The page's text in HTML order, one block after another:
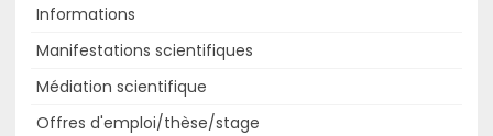
Informations
Manifestations scientifiques
Médiation scientifique
Offres d'emploi/thèse/stage